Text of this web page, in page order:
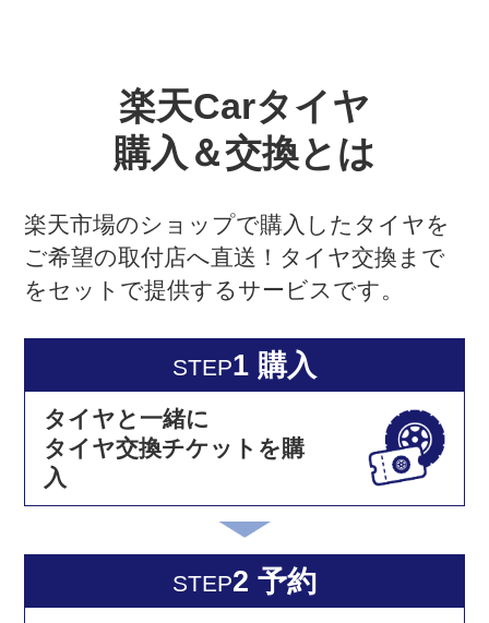
楽天Carタイヤ
購入＆交換とは
楽天市場のショップで購入したタイヤを
ご希望の取付店へ直送！タイヤ交換まで
をセットで提供するサービスです。
STEP1 購入
タイヤと一緒に
タイヤ交換チケットを購
入
STEP2 予約